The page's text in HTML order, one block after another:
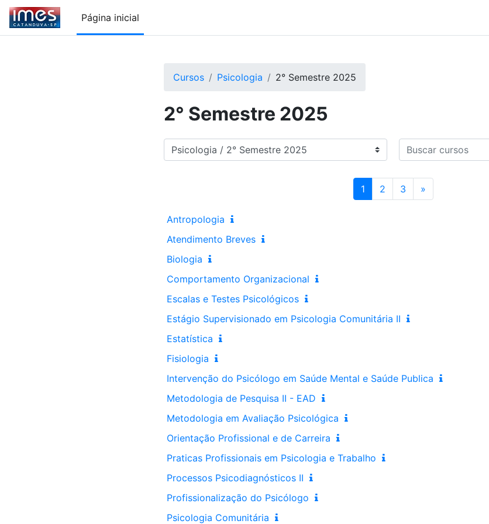
Ir para o conteúdo principal
Página inicial
Cursos Psicologia 2° Semestre 2025
2° Semestre 2025
Categorias de Cursos
Buscar cursos
1Página 1
2Página 2
3Página 3
»Próxima página
Antropologia
Atendimento Breves
Biologia
Comportamento Organizacional
Escalas e Testes Psicológicos
Estágio Supervisionado em Psicologia Comunitária II
Estatística
Fisiologia
Intervenção do Psicólogo em Saúde Mental e Saúde Publica
Metodologia de Pesquisa II - EAD
Metodologia em Avaliação Psicológica
Orientação Profissional e de Carreira
Praticas Profissionais em Psicologia e Trabalho
Processos Psicodiagnósticos II
Profissionalização do Psicólogo
Psicologia Comunitária